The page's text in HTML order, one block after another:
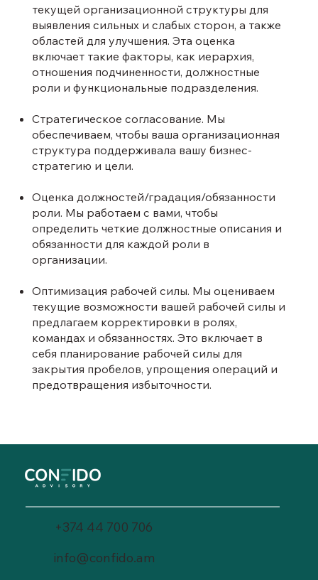
+374 44 700 706
info@confido.am
текущей организационной структуры для
выявления сильных и слабых сторон, а также
областей для улучшения. Эта оценка
включает такие факторы, как иерархия,
отношения подчиненности, должностные
роли и функциональные подразделения.
Стратегическое согласование. Мы
обеспечиваем, чтобы ваша организационная
структура поддерживала вашу бизнес-
стратегию и цели.
Оценка должностей/градация/обязанности
роли. Мы работаем с вами, чтобы
определить четкие должностные описания и
обязанности для каждой роли в
организации.
Оптимизация рабочей силы. Мы оцениваем
текущие возможности вашей рабочей силы и
предлагаем корректировки в ролях,
командах и обязанностях. Это включает в
себя планирование рабочей силы для
закрытия пробелов, упрощения операций и
предотвращения избыточности.